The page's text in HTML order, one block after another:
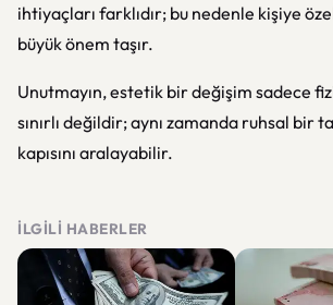
ihtiyaçları farklıdır; bu nedenle kişiye
büyük önem taşır.
Unutmayın, estetik bir değişim sadece
sınırlı değildir; aynı zamanda ruhsal bir
kapısını aralayabilir.
İLGILI HABERLER